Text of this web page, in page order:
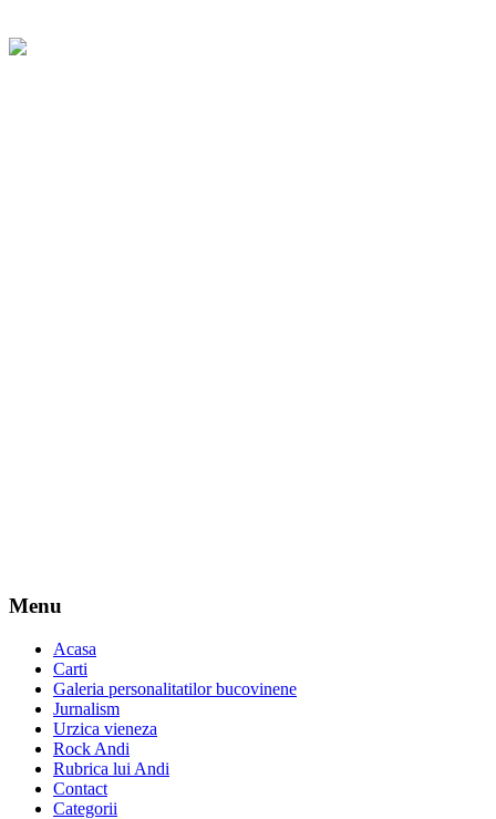
Menu
Acasa
Carti
Galeria personalitatilor bucovinene
Jurnalism
Urzica vieneza
Rock Andi
Rubrica lui Andi
Contact
Categorii